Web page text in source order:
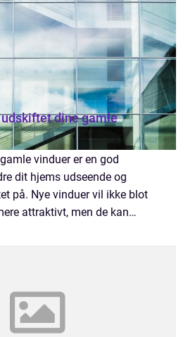
dine gamle
vinduer er en god
dit hjems udseende og
på. Nye vinduer vil ikke blot
attraktivt, men de kan
Faktisk kan udskiftning af